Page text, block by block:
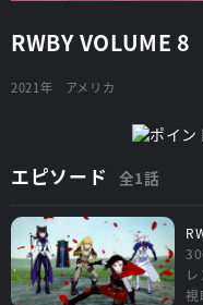
RWBY VOLUME 8
2021年 アメリカ
エピソード 全1話
視